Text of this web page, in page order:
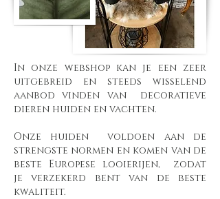
In onze webshop kan je een zeer
uitgebreid en steeds wisselend
aanbod vinden van decoratieve
dieren huiden en vachten.
Onze huiden voldoen aan de
strengste normen en komen van de
beste Europese looierijen, zodat
je verzekerd bent van de beste
kwaliteit.